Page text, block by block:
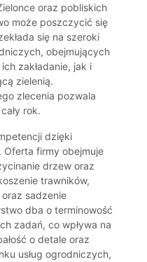
oraz pobliskich
może poszczycić się
się na szeroki
obejmujących
zakładanie, jak i
zielenią.
zlecenia pozwala
rok.
dzięki
Oferta firmy obejmuje
drzew oraz
trawników,
sadzenie
dba o terminowość
zadań, co wpływa na
o detale oraz
usług ogrodniczych,